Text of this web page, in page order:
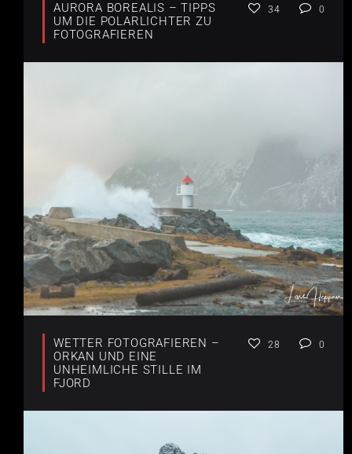
AURORA BOREALIS – TIPPS
UM DIE POLARLICHTER ZU
FOTOGRAFIEREN
34 0
WETTER FOTOGRAFIEREN –
ORKAN UND EINE
UNHEIMLICHE STILLE IM
FJORD
28 0